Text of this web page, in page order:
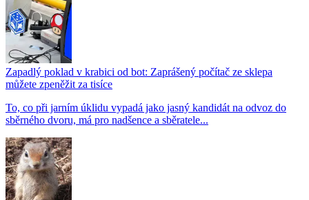
Zapadlý poklad v krabici od bot: Zaprášený počítač ze sklepa
můžete zpeněžit za tisíce
To, co při jarním úklidu vypadá jako jasný kandidát na odvoz do
sběrného dvoru, má pro nadšence a sběratele...